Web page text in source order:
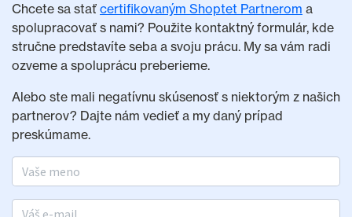
Chcete sa stať certifikovaným Shoptet Partnerom a
spolupracovať s nami? Použite kontaktný formulár, kde
stručne predstavíte seba a svoju prácu. My sa vám radi
ozveme a spoluprácu preberieme.
Alebo ste mali negatívnu skúsenosť s niektorým z našich
partnerov? Dajte nám vedieť a my daný prípad
preskúmame.
Meno a priezvisko
E-mail